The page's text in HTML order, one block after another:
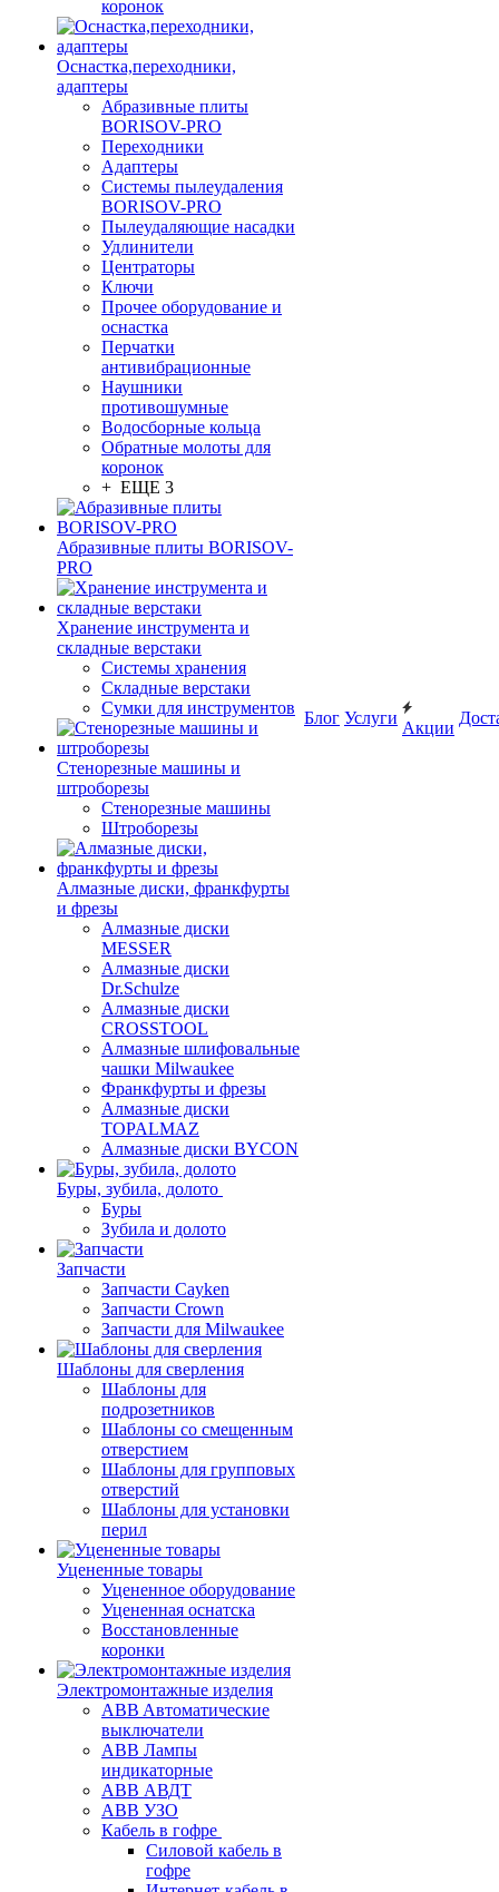
коронок
Оснастка,переходники,
адаптеры
Абразивные плиты
BORISOV-PRO
Переходники
Адаптеры
Системы пылеудаления
BORISOV-PRO
Пылеудаляющие насадки
Удлинители
Центраторы
Ключи
Прочее оборудование и
оснастка
Перчатки
антивибрационные
Наушники
противошумные
Водосборные кольца
Обратные молоты для
коронок
+ ЕЩЕ 3
Абразивные плиты BORISOV-
PRO
Хранение инструмента и
складные верстаки
Системы хранения
Складные верстаки
Сумки для инструментов
Стенорезные машины и
штроборезы
Стенорезные машины
Штроборезы
Алмазные диски, франкфурты
и фрезы
Алмазные диски
MESSER
Алмазные диски
Dr.Schulze
Алмазные диски
CROSSTOOL
Алмазные шлифовальные
чашки Milwaukee
Франкфурты и фрезы
Алмазные диски
TOPALMAZ
Алмазные диски BYCON
Буры, зубила, долото
Буры
Зубила и долото
Запчасти
Запчасти Cayken
Запчасти Crown
Запчасти для Milwaukee
Шаблоны для сверления
Шаблоны для
подрозетников
Шаблоны со смещенным
отверстием
Шаблоны для групповых
отверстий
Шаблоны для установки
перил
Уцененные товары
Уцененное оборудование
Уцененная оснатска
Восстановленные
коронки
Электромонтажные изделия
ABB Aвтоматические
выключатели
ABB Лампы
индикаторные
ABB АВДТ
ABB УЗО
Кабель в гофре
Силовой кабель в
гофре
Блог Услуги
Акции